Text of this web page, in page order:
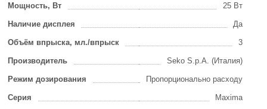
Мощность, Вт 25 Вт
Наличие дисплея Да
Объём впрыска, мл./впрыск 3
Производитель Seko S.p.A. (Италия)
Режим дозирования Пропорционально расходу
Серия Maxima